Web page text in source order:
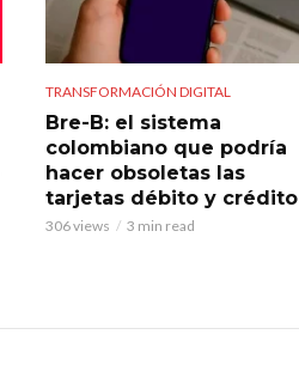
TRANSFORMACIÓN DIGITAL
Bre-B: el sistema
colombiano que podría
hacer obsoletas las
tarjetas débito y crédito
306 views 3 min read